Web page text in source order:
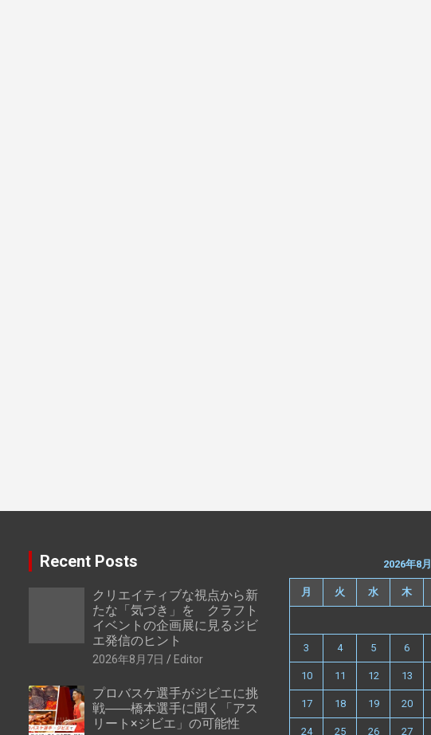
Recent Posts
クリエイティブな視点から新
たな「気づき」を クラフト
イベントの企画展に見るジビ
エ発信のヒント
2026年8月7日 Editor
プロバスケ選手がジビエに挑
戦――橋本選手に聞く「アス
リート×ジビエ」の可能性
2026年8月
月 火 水 木
3 4 5 6
10 11 12 13
17 18 19 20
24 25 26 27